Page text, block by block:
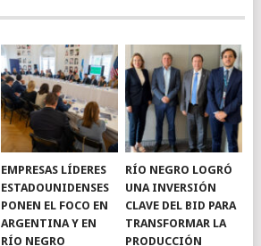
EMPRESAS LÍDERES
ESTADOUNIDENSES
PONEN EL FOCO EN
ARGENTINA Y EN
RÍO NEGRO
RÍO NEGRO LOGRÓ
UNA INVERSIÓN
CLAVE DEL BID PARA
TRANSFORMAR LA
PRODUCCIÓN